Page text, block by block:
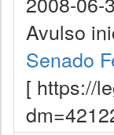
Avulso
Senado
[ https://